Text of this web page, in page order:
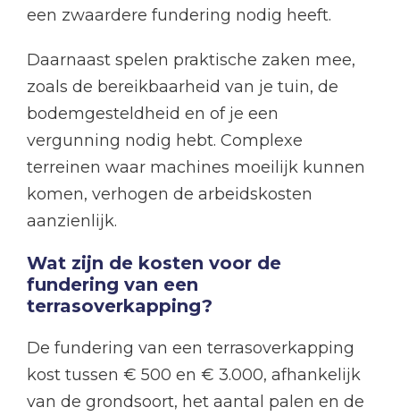
een zwaardere fundering nodig heeft.
Daarnaast spelen praktische zaken mee,
zoals de bereikbaarheid van je tuin, de
bodemgesteldheid en of je een
vergunning nodig hebt. Complexe
terreinen waar machines moeilijk kunnen
komen, verhogen de arbeidskosten
aanzienlijk.
Wat zijn de kosten voor de
fundering van een
terrasoverkapping?
De fundering van een terrasoverkapping
kost tussen € 500 en € 3.000, afhankelijk
van de grondsoort, het aantal palen en de